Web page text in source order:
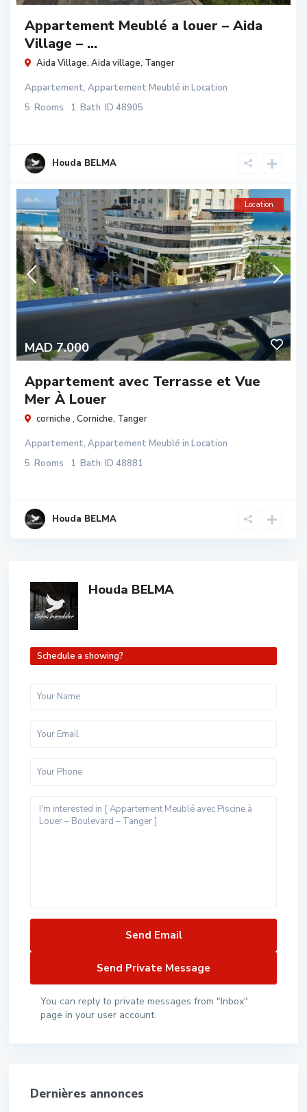
Appartement Meublé a louer – Aida
Village – ...
Aida Village, Aida village, Tanger
Appartement, Appartement Meublé in Location
5 Rooms 1 Bath ID 48905
Houda BELMA
MAD 7.000
Location
Appartement avec Terrasse et Vue
Mer À Louer
corniche , Corniche, Tanger
Appartement, Appartement Meublé in Location
5 Rooms 1 Bath ID 48881
Houda BELMA
Houda BELMA
Schedule a showing?
You can reply to private messages from "Inbox"
page in your user account.
Dernières annonces